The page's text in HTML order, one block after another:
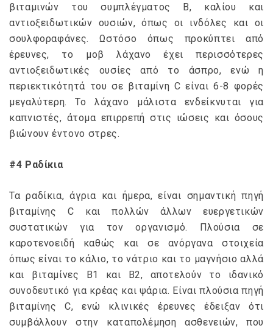
βιταμινών του συμπλέγματος B, καλίου και
αντιοξειδωτικών ουσιών, όπως οι ινδόλες και οι
σουλφοραφάνες. Ωστόσο όπως προκύπτει από
έρευνες, το μοβ λάχανο έχει περισσότερες
αντιοξειδωτικές ουσίες από το άσπρο, ενώ η
περιεκτικότητά του σε βιταμίνη C είναι 6-8 φορές
μεγαλύτερη. Το λάχανο μάλιστα ενδείκνυται για
καπνιστές, άτομα επιρρεπή στις ιώσεις και όσους
βιώνουν έντονο στρες.
#4 Ραδίκια
Τα ραδίκια, άγρια και ήμερα, είναι σημαντική πηγή
βιταμίνης C και πολλών άλλων ευεργετικών
συστατικών για τον οργανισμό. Πλούσια σε
καροτενοειδή καθώς και σε ανόργανα στοιχεία
όπως είναι το κάλιο, το νάτριο και το μαγνήσιο αλλά
και βιταμίνες Β1 και Β2, αποτελούν το ιδανικό
συνοδευτικό για κρέας και ψάρια. Είναι πλούσια πηγή
βιταμίνης C, ενώ κλινικές έρευνες έδειξαν ότι
συμβάλλουν στην καταπολέμηση ασθενειών, που